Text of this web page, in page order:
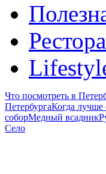
Что посмотреть в
ПетербургаКогда лучше
соборМедный всадник
Село